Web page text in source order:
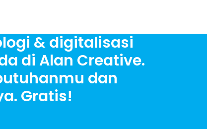
& digitalisasi
di Alan Creative.
dan
Gratis!